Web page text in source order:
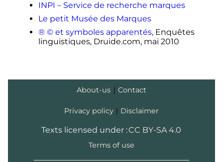
↑ inpi.fr .
↑« Bienvenue à l'EUIPO »,
euipo.europa.eu.
↑« Le dépôt au Benelux » ,
↑uspto.gov.
wipo.int .
INPI – Service de recherche marques
Le petit Musée des Marques
® © et symboles apparentés, Enquêtes
linguistiques, Druide.com, mai 2010
About-us | Contact
Privacy policy | Disclaimer
Texts licensed under :CC BY-SA 4.0
Terms of use